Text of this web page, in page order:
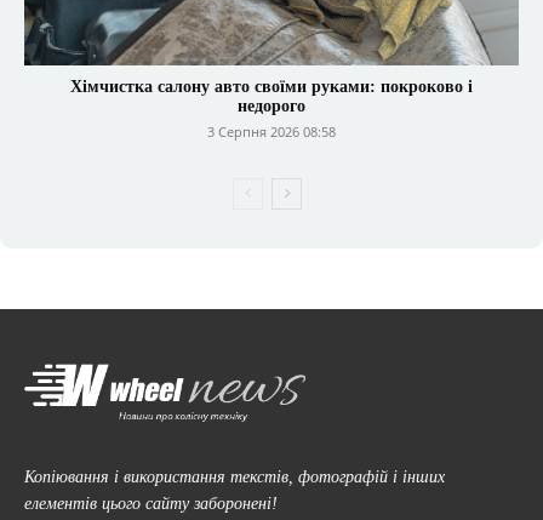
Хімчистка салону авто своїми руками: покроково і
недорого
3 Серпня 2026 08:58
Копіювання і використання текстів, фотографій і інших
елементів цього сайту заборонені!